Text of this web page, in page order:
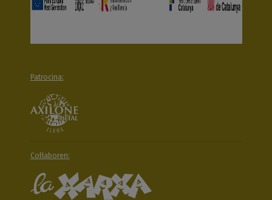
Patrocina:
Col·laboren: